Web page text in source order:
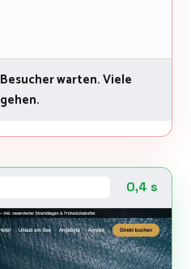
Besucher warten. Viele
gehen.
0,4 s